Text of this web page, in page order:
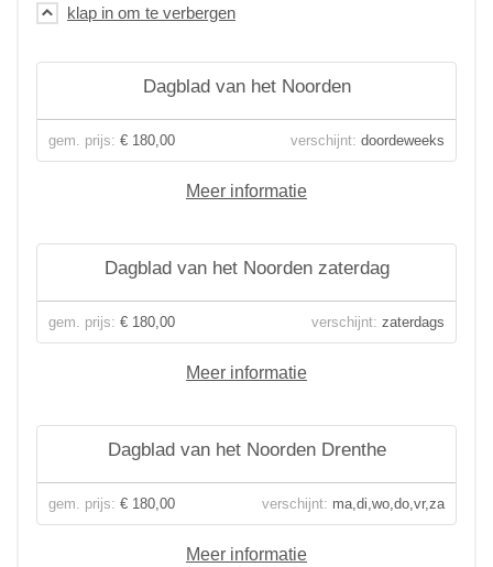
Dagblad van het Noorden
gem. prijs: € 180,00 verschijnt: doordeweeks
Meer informatie
Dagblad van het Noorden zaterdag
gem. prijs: € 180,00 verschijnt: zaterdags
Meer informatie
Dagblad van het Noorden Drenthe
gem. prijs: € 180,00 verschijnt: ma,di,wo,do,vr,za
Meer informatie